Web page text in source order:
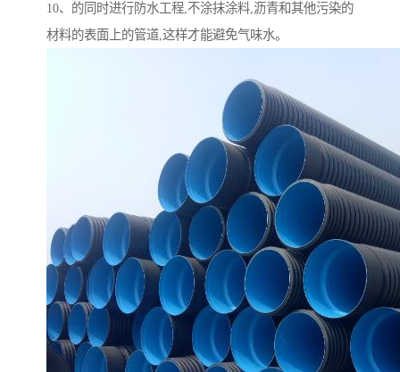
10、的同时进行防水工程,不涂抹涂料,沥青和其他污染的
材料的表面上的管道,这样才能避免气味水。